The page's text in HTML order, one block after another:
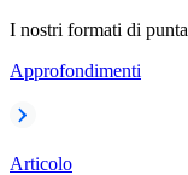
I nostri formati di punta
Approfondimenti
Articolo